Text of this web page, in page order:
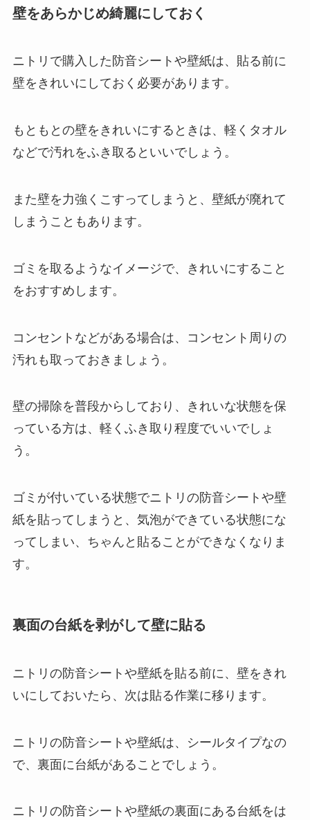
壁をあらかじめ綺麗にしておく
ニトリで購入した防音シートや壁紙は、貼る前に
壁をきれいにしておく必要があります。
もともとの壁をきれいにするときは、軽くタオル
などで汚れをふき取るといいでしょう。
また壁を力強くこすってしまうと、壁紙が廃れて
しまうこともあります。
ゴミを取るようなイメージで、きれいにすること
をおすすめします。
コンセントなどがある場合は、コンセント周りの
汚れも取っておきましょう。
壁の掃除を普段からしており、きれいな状態を保
っている方は、軽くふき取り程度でいいでしょ
う。
ゴミが付いている状態でニトリの防音シートや壁
紙を貼ってしまうと、気泡ができている状態にな
ってしまい、ちゃんと貼ることができなくなりま
す。
裏面の台紙を剥がして壁に貼る
ニトリの防音シートや壁紙を貼る前に、壁をきれ
いにしておいたら、次は貼る作業に移ります。
ニトリの防音シートや壁紙は、シールタイプなの
で、裏面に台紙があることでしょう。
ニトリの防音シートや壁紙の裏面にある台紙をは